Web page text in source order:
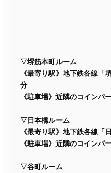
▽堺筋本町ルーム
《最寄り駅》地下鉄各線「
分
《駐車場》近隣のコインパ
▽日本橋ルーム
《最寄り駅》地下鉄各線「
《駐車場》近隣のコインパ
▽谷町ルーム